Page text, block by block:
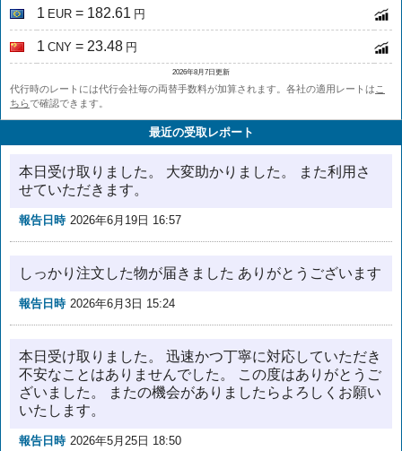
1 EUR = 182.61 円
1 CNY = 23.48 円
2026年8月7日更新
代行時のレートには代行会社毎の両替手数料が加算されます。各社の適用レートは こ
ちらで確認できます。
最近の受取レポート
本日受け取りました。 大変助かりました。 また利用さ
せていただきます。
報告日時 2026年6月19日 16:57
しっかり注文した物が届きました ありがとうございます
報告日時 2026年6月3日 15:24
本日受け取りました。 迅速かつ丁寧に対応していただき
不安なことはありませんでした。 この度はありがとうご
ざいました。 またの機会がありましたらよろしくお願い
いたします。
報告日時 2026年5月25日 18:50